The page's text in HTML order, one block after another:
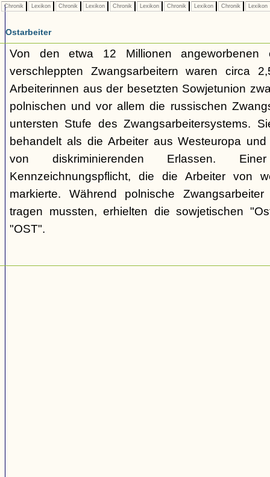
Chronik Lexikon Chronik Lexikon Chronik Lexikon Chronik Lexikon Chronik Lexikon
Ostarbeiter
Von den etwa 12 Millionen angeworbenen
verschleppten Zwangsarbeitern waren circa
Arbeiterinnen aus der besetzten Sowjetunion
polnischen und vor allem die russischen
untersten Stufe des Zwangsarbeitersystems.
behandelt als die Arbeiter aus Westeuropa
von diskriminierenden Erlassen.
Kennzeichnungspflicht, die die Arbeiter von
markierte. Während polnische
tragen mussten, erhielten die sowjetischen
"OST".